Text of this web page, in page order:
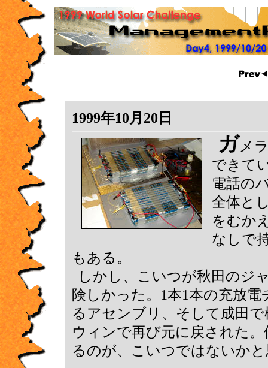
1999年10月20日
ガメ
できて
電話の
全体と
をむか
なしで
もある。
しかし、こいつが秋田のジ
険しかった。1本1本の充放
るアセンブリ、そして成田
ウィンで再び元に戻された
るのが、こいつではないか